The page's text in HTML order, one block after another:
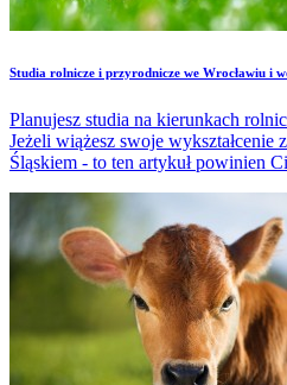
Studia rolnicze i przyrodnicze we Wrocławiu i
Planujesz studia na kierunkach
Jeżeli wiążesz swoje wykształcenie
Śląskiem - to ten artykuł powinien